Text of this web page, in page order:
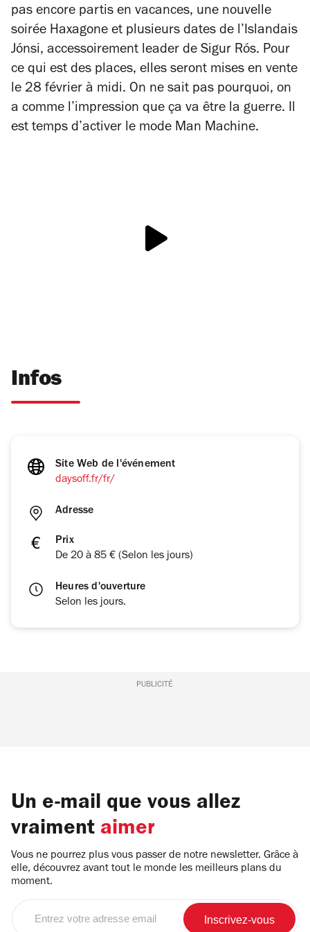
pas encore partis en vacances, une nouvelle
soirée Haxagone et plusieurs dates de l’Islandais
Jónsi, accessoirement leader de Sigur Rós. Pour
ce qui est des places, elles seront mises en vente
le 28 février à midi. On ne sait pas pourquoi, on
a comme l’impression que ça va être la guerre. Il
est temps d’activer le mode Man Machine.
Infos
Site Web de l'événement
daysoff.fr/fr/
Adresse
Prix
De 20 à 85 € (Selon les jours)
Heures d'ouverture
Selon les jours.
PUBLICITÉ
Un e-mail que vous allez
vraiment aimer
Vous ne pourrez plus vous passer de notre newsletter. Grâce à
elle, découvrez avant tout le monde les meilleurs plans du
moment.